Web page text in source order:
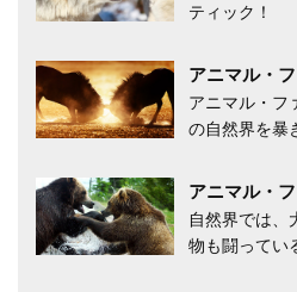
ティック！
アニマル・
アニマル・フ
の自然界を暴
アニマル・
自然界では、
物も闘ってい